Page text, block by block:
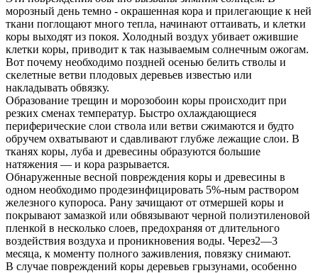
морозный день темно - окрашенная кора и прилегающие к ней
ткани поглощают много тепла, начинают оттаивать, и клетки
коры выходят из покоя. Холодный воздух убивает ожившие
клетки коры, приводит к так называемым солнечным ожогам.
Вот почему необходимо поздней осенью белить стволы и
скелетные ветви плодовых деревьев известью или
накладывать обвязку.
Образование трещин и морозобоин коры происходит при
резких сменах температур. Быстро охлаждающиеся
периферические слои ствола или ветви сжимаются и будто
обручем охватывают и сдавливают глубже лежащие слои. В
тканях коры, луба и древесины образуются большие
натяжения — и кора разрывается.
Обнаруженные весной повреждения коры и древесины в
одном необходимо продезинфицировать 5%-ным раствором
железного купороса. Рану зачищают от отмершей коры и
покрывают замазкой или обвязывают черной полиэтиленовой
пленкой в несколько слоев, предохраняя от длительного
воздействия воздуха и проникновения воды. Через2—3
месяца, к моменту полного заживления, повязку снимают.
В случае повреждений коры деревьев грызунами, особенно